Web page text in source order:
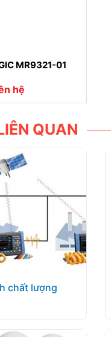
MR9321-01
hệ
QUAN
chất lượng